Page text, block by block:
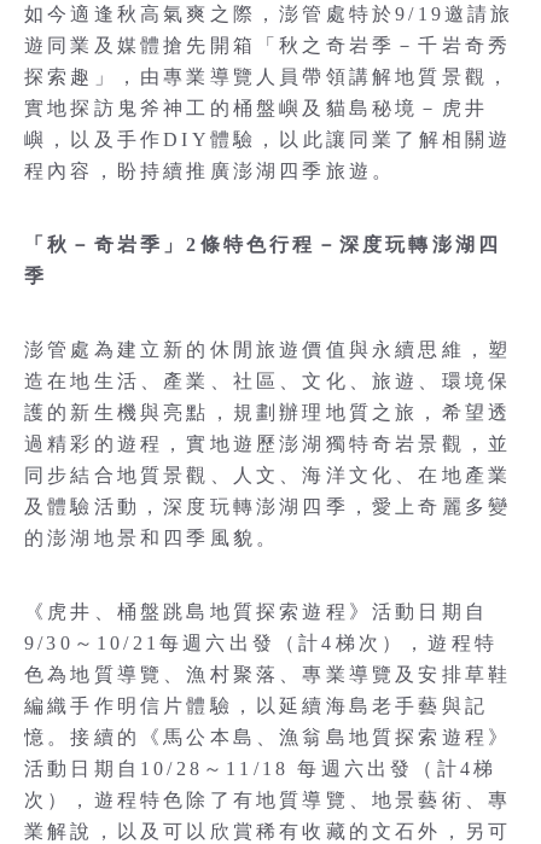
如今適逢秋高氣爽之際，澎管處特於9/19邀請旅
遊同業及媒體搶先開箱「秋之奇岩季－千岩奇秀
探索趣」，由專業導覽人員帶領講解地質景觀，
實地探訪鬼斧神工的桶盤嶼及貓島秘境－虎井
嶼，以及手作DIY體驗，以此讓同業了解相關遊
程內容，盼持續推廣澎湖四季旅遊。
「秋－奇岩季」2條特色行程－深度玩轉澎湖四
季
澎管處為建立新的休閒旅遊價值與永續思維，塑
造在地生活、產業、社區、文化、旅遊、環境保
護的新生機與亮點，規劃辦理地質之旅，希望透
過精彩的遊程，實地遊歷澎湖獨特奇岩景觀，並
同步結合地質景觀、人文、海洋文化、在地產業
及體驗活動，深度玩轉澎湖四季，愛上奇麗多變
的澎湖地景和四季風貌。
《虎井、桶盤跳島地質探索遊程》活動日期自
9/30～10/21每週六出發（計4梯次），遊程特
色為地質導覽、漁村聚落、專業導覽及安排草鞋
編織手作明信片體驗，以延續海島老手藝與記
憶。接續的《馬公本島、漁翁島地質探索遊程》
活動日期自10/28～11/18 每週六出發（計4梯
次），遊程特色除了有地質導覽、地景藝術、專
業解說，以及可以欣賞稀有收藏的文石外，另可